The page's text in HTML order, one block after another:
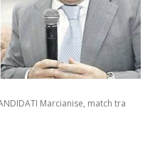
Marcianise, match tra